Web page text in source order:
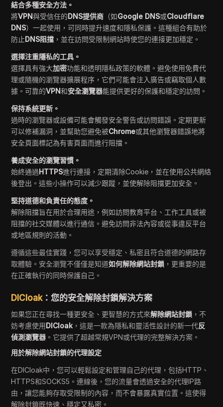
結合多種安全方法。
將VPN與受信任的DNS提供商 （如Google DNS或Cloudflare
DNS）一起使用，可同時提升速度和隱私保護。這種組合有助於
防止DNS阻擋 ，並在訪問受限制網站時使您的連接更加穩定。
選擇注重隱私的工具。
選擇具有強大加密功能和透明隱私政策的軟體。避免使用免費代
理或隨機的瀏覽器擴展程序，它們可能會注入廣告或竊取個人數
據。可靠的VPN和安全瀏覽器能提供更好的保護和穩定的訪問。
保持系統更新。
過時的瀏覽器或設備可能會觸發安全警告或訪問錯誤。定期更新
可以修補漏洞，並幫助您避免被Chrome或其他瀏覽器錯誤地將
安全頁面標記為有害頁面而進行阻擋。
養成安全的瀏覽習慣。
始終通過HTTPS進行連接，定期清除Cookie，並在使用公共網絡
後登出。這些小操作可以減少跟蹤，並使解除阻擋更加安全。
堅持道德和負責任的態度。
解除阻擋旨在用於合理用途，例如訪問教育平台、工作工具或被
阻擋的社交媒體以進行通信。避免訪問非法內容或從事違反平台
或地區規則的活動。
遵循這些最佳實踐，您可以享受穩定、私密且符合道德的網路存
取體驗。安全瀏覽不僅僅是知道如何解除網站封鎖 ，更重要的是
在正確執行的同時保護自己。
DICloak：您的安全解除封鎖解決方案
如果您正在尋找一種更安全、更智慧的方式來解除網站封鎖 ，不
妨考慮使用DICloak ，這是一款為隱私和靈活性設計的新一代反
偵測瀏覽器 。它提供了超越常規VPN或代理的完整解決方案。
用於解除網站封鎖的代理設定
在DICloak中，您可以輕鬆設定和管理自己的代理，包括HTTP、
HTTPS和SOCKS5。連線後，您的流量會透過安全的代理IP路
由，讓您能夠存取受限制的內容，而不會暴露真實位置。這使得
解除封鎖既快速、穩定又私密。